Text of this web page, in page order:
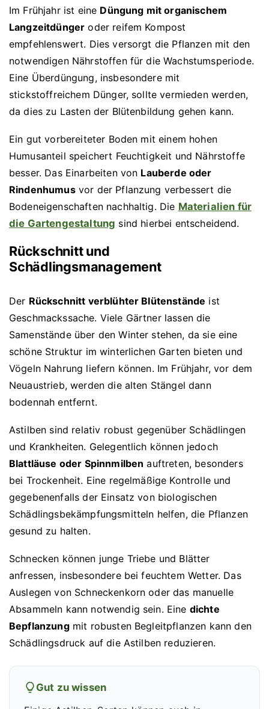
Im Frühjahr ist eine Düngung mit organischem
Langzeitdünger oder reifem Kompost
empfehlenswert. Dies versorgt die Pflanzen mit den
notwendigen Nährstoffen für die Wachstumsperiode.
Eine Überdüngung, insbesondere mit
stickstoffreichem Dünger, sollte vermieden werden,
da dies zu Lasten der Blütenbildung gehen kann.
Ein gut vorbereiteter Boden mit einem hohen
Humusanteil speichert Feuchtigkeit und Nährstoffe
besser. Das Einarbeiten von Lauberde oder
Rindenhumusvor der Pflanzung verbessert die
Bodeneigenschaften nachhaltig. Die Materialien für
die Gartengestaltung sind hierbei entscheidend.
Rückschnitt und
Schädlingsmanagement
Der Rückschnitt verblühter Blütenstände ist
Geschmackssache. Viele Gärtner lassen die
Samenstände über den Winter stehen, da sie eine
schöne Struktur im winterlichen Garten bieten und
Vögeln Nahrung liefern können. Im Frühjahr, vor dem
Neuaustrieb, werden die alten Stängel dann
bodennah entfernt.
Astilben sind relativ robust gegenüber Schädlingen
und Krankheiten. Gelegentlich können jedoch
Blattläuse oder Spinnmilben auftreten, besonders
bei Trockenheit. Eine regelmäßige Kontrolle und
gegebenenfalls der Einsatz von biologischen
Schädlingsbekämpfungsmitteln helfen, die Pflanzen
gesund zu halten.
Schnecken können junge Triebe und Blätter
anfressen, insbesondere bei feuchtem Wetter. Das
Auslegen von Schneckenkorn oder das manuelle
Absammeln kann notwendig sein. Eine dichte
Bepflanzungmit robusten Begleitpflanzen kann den
Schädlingsdruck auf die Astilben reduzieren.
Gut zu wissen